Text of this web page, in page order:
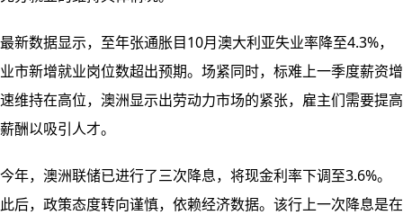
最新数据显示，至年张通胀目10月澳大利亚失业率降至4.3%，
业市新增就业岗位数超出预期。场紧同时，标难上一季度薪资增
速维持在高位，澳洲显示出劳动力市场的紧张，雇主们需要提高
薪酬以吸引人才。
今年，澳洲联储已进行了三次降息，将现金利率下调至3.6%。
此后，政策态度转向谨慎，依赖经济数据。该行上一次降息是在